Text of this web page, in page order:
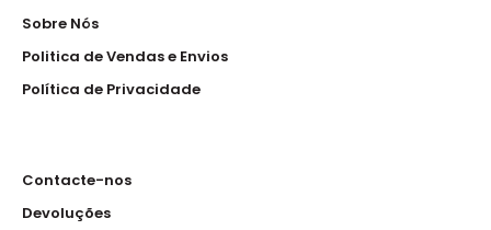
Sobre Nós
Politica de Vendas e Envios
Política de Privacidade
Contacte-nos
Devoluções